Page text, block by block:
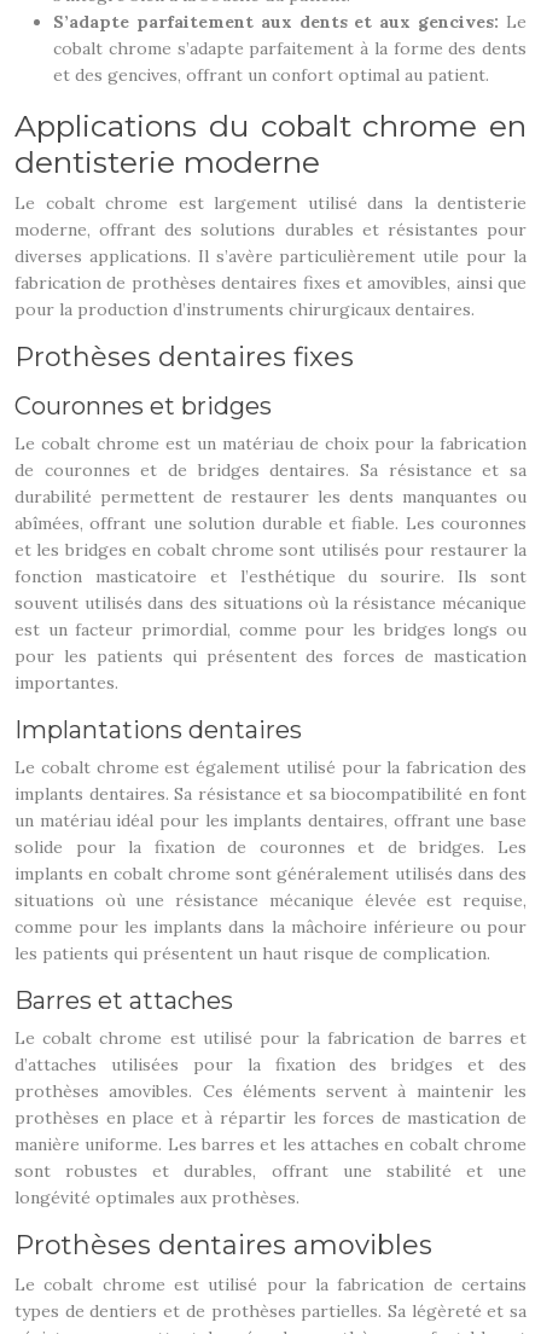
S’adapte parfaitement aux dents et aux gencives: Le
cobalt chrome s’adapte parfaitement à la forme des dents
et des gencives, offrant un confort optimal au patient.
Applications du cobalt chrome en
dentisterie moderne
Le cobalt chrome est largement utilisé dans la dentisterie
moderne, offrant des solutions durables et résistantes pour
diverses applications. Il s’avère particulièrement utile pour la
fabrication de prothèses dentaires fixes et amovibles, ainsi que
pour la production d’instruments chirurgicaux dentaires.
Prothèses dentaires fixes
Couronnes et bridges
Le cobalt chrome est un matériau de choix pour la fabrication
de couronnes et de bridges dentaires. Sa résistance et sa
durabilité permettent de restaurer les dents manquantes ou
abîmées, offrant une solution durable et fiable. Les couronnes
et les bridges en cobalt chrome sont utilisés pour restaurer la
fonction masticatoire et l’esthétique du sourire. Ils sont
souvent utilisés dans des situations où la résistance mécanique
est un facteur primordial, comme pour les bridges longs ou
pour les patients qui présentent des forces de mastication
importantes.
Implantations dentaires
Le cobalt chrome est également utilisé pour la fabrication des
implants dentaires. Sa résistance et sa biocompatibilité en font
un matériau idéal pour les implants dentaires, offrant une base
solide pour la fixation de couronnes et de bridges. Les
implants en cobalt chrome sont généralement utilisés dans des
situations où une résistance mécanique élevée est requise,
comme pour les implants dans la mâchoire inférieure ou pour
les patients qui présentent un haut risque de complication.
Barres et attaches
Le cobalt chrome est utilisé pour la fabrication de barres et
d’attaches utilisées pour la fixation des bridges et des
prothèses amovibles. Ces éléments servent à maintenir les
prothèses en place et à répartir les forces de mastication de
manière uniforme. Les barres et les attaches en cobalt chrome
sont robustes et durables, offrant une stabilité et une
longévité optimales aux prothèses.
Prothèses dentaires amovibles
Le cobalt chrome est utilisé pour la fabrication de certains
types de dentiers et de prothèses partielles. Sa légèreté et sa